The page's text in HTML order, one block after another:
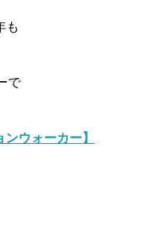
も
で
ウォーカー】